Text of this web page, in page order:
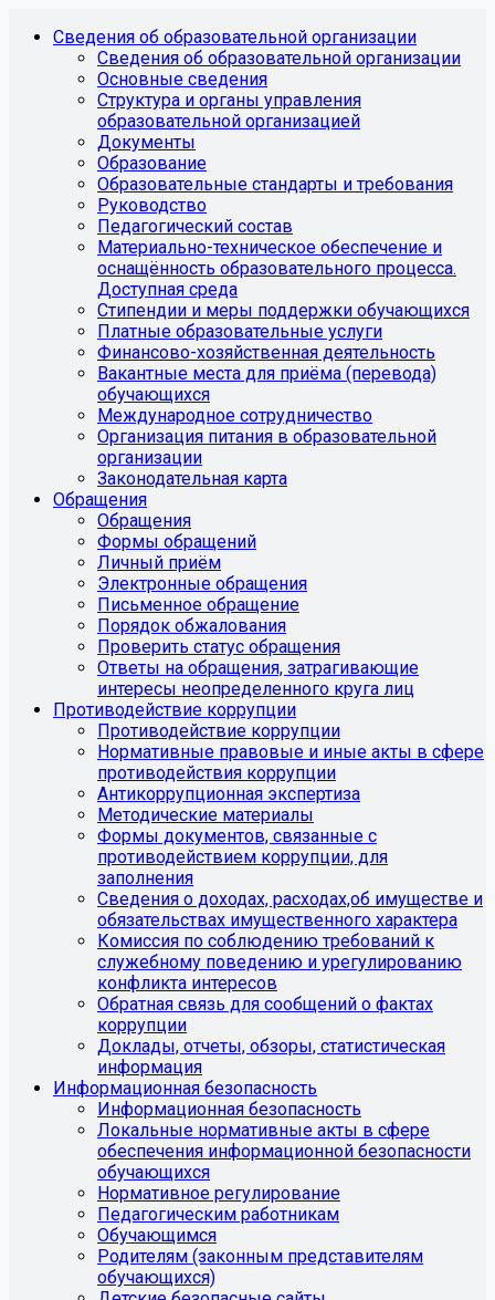
Сведения об образовательной организации
Сведения об образовательной организации
Основные сведения
Структура и органы управления
образовательной организацией
Документы
Образование
Образовательные стандарты и требования
Руководство
Педагогический состав
Материально-техническое обеспечение и
оснащённость образовательного процесса.
Доступная среда
Стипендии и меры поддержки обучающихся
Платные образовательные услуги
Финансово-хозяйственная деятельность
Вакантные места для приёма (перевода)
обучающихся
Международное сотрудничество
Организация питания в образовательной
организации
Законодательная карта
Обращения
Обращения
Формы обращений
Личный приём
Электронные обращения
Письменное обращение
Порядок обжалования
Проверить статус обращения
Ответы на обращения, затрагивающие
интересы неопределенного круга лиц
Противодействие коррупции
Противодействие коррупции
Нормативные правовые и иные акты в сфере
противодействия коррупции
Антикоррупционная экспертиза
Методические материалы
Формы документов, связанные с
противодействием коррупции, для
заполнения
Сведения о доходах, расходах,об имуществе и
обязательствах имущественного характера
Комиссия по соблюдению требований к
служебному поведению и урегулированию
конфликта интересов
Обратная связь для сообщений о фактах
коррупции
Доклады, отчеты, обзоры, статистическая
информация
Информационная безопасность
Информационная безопасность
Локальные нормативные акты в сфере
обеспечения информационной безопасности
обучающихся
Нормативное регулирование
Педагогическим работникам
Обучающимся
Родителям (законным представителям
обучающихся)